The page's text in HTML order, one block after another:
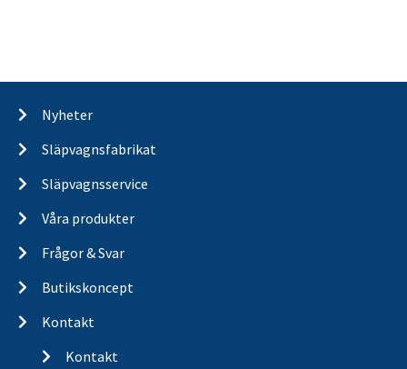
Nyheter
Släpvagnsfabrikat
Släpvagnsservice
Våra produkter
Frågor & Svar
Butikskoncept
Kontakt
Kontakt